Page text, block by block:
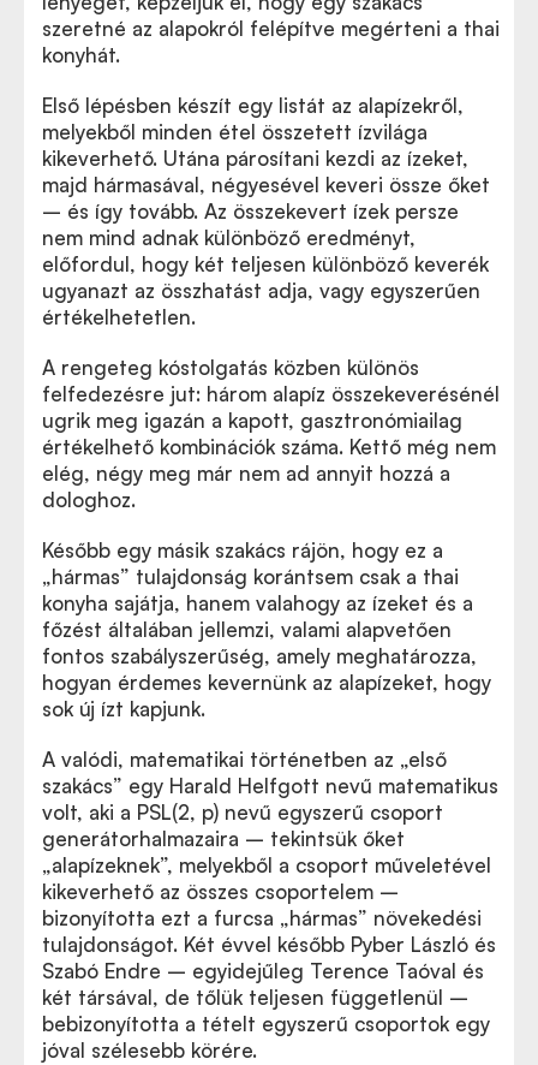
szeretné az alapokról felépítve megérteni a thai
konyhát.
Első lépésben készít egy listát az alapízekről,
melyekből minden étel összetett ízvilága
kikeverhető. Utána párosítani kezdi az ízeket,
majd hármasával, négyesével keveri össze őket
– és így tovább. Az összekevert ízek persze
nem mind adnak különböző eredményt,
előfordul, hogy két teljesen különböző keverék
ugyanazt az összhatást adja, vagy egyszerűen
értékelhetetlen.
A rengeteg kóstolgatás közben különös
felfedezésre jut: három alapíz összekeverésénél
ugrik meg igazán a kapott, gasztronómiailag
értékelhető kombinációk száma. Kettő még nem
elég, négy meg már nem ad annyit hozzá a
dologhoz.
Később egy másik szakács rájön, hogy ez a
„hármas” tulajdonság korántsem csak a thai
konyha sajátja, hanem valahogy az ízeket és a
főzést általában jellemzi, valami alapvetően
fontos szabályszerűség, amely meghatározza,
hogyan érdemes kevernünk az alapízeket, hogy
sok új ízt kapjunk.
A valódi, matematikai történetben az „első
szakács” egy Harald Helfgott nevű matematikus
volt, aki a PSL(2, p) nevű egyszerű csoport
generátorhalmazaira – tekintsük őket
„alapízeknek”, melyekből a csoport műveletével
kikeverhető az összes csoportelem –
bizonyította ezt a furcsa „hármas” növekedési
tulajdonságot. Két évvel később Pyber László és
Szabó Endre – egyidejűleg Terence Taóval és
két társával, de tőlük teljesen függetlenül –
bebizonyította a tételt egyszerű csoportok egy
jóval szélesebb körére.